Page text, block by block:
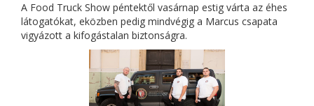
A Food Truck Show péntektől vasárnap estig várta az éhes
látogatókat, eközben pedig mindvégig a Marcus csapata
vigyázott a kifogástalan biztonságra.